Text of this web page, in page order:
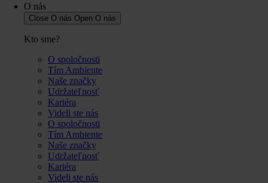
O nás
Close O nás Open O nás
Kto sme?
O spoločnosti
Tím Ambiente
Naše značky
Udržateľnosť
Kariéra
Videli ste nás
O spoločnosti
Tím Ambiente
Naše značky
Udržateľnosť
Kariéra
Videli ste nás